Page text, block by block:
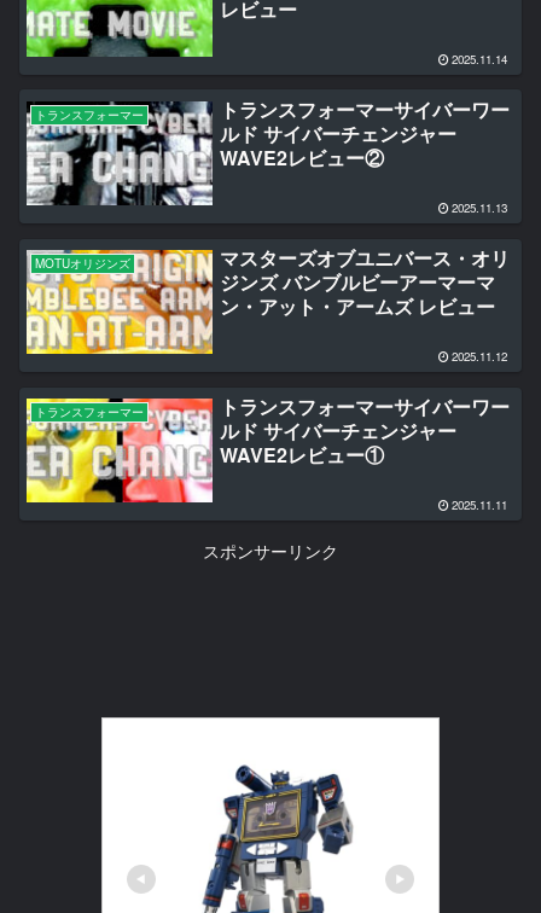
レビュー
2025.11.14
トランスフォーマー
トランスフォーマーサイバーワー
ルド サイバーチェンジャー
WAVE2レビュー②
2025.11.13
MOTUオリジンズ
マスターズオブユニバース・オリ
ジンズ バンブルビーアーマーマ
ン・アット・アームズ レビュー
2025.11.12
トランスフォーマー
トランスフォーマーサイバーワー
ルド サイバーチェンジャー
WAVE2レビュー①
2025.11.11
スポンサーリンク